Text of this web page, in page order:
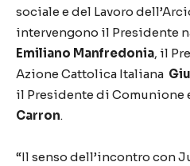
sociale e del Lavoro
intervengono il Presidente
Emiliano Manfredonia, il
Azione Cattolica Italiana
il Presidente di Comunione
Carron.
“Il senso dell’incontro con